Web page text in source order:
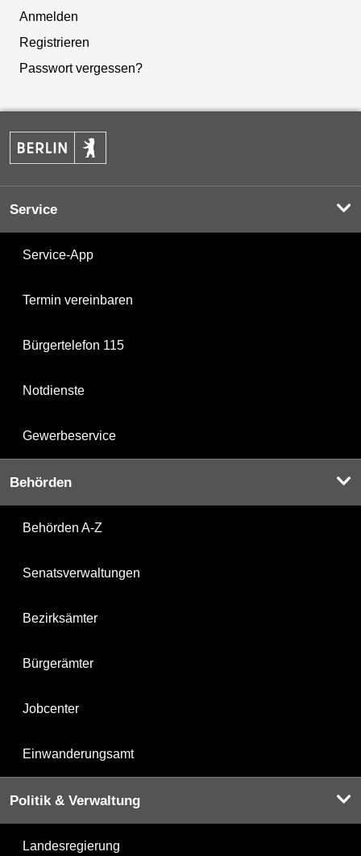
Anmelden
Registrieren
Passwort vergessen?
Service
Service-App
Termin vereinbaren
Bürgertelefon 115
Notdienste
Gewerbeservice
Behörden
Behörden A-Z
Senatsverwaltungen
Bezirksämter
Bürgerämter
Jobcenter
Einwanderungsamt
Politik & Verwaltung
Landesregierung